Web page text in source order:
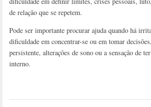
de relação que se repetem.
Pode ser importante procurar ajuda quando há
dificuldade em concentrar-se ou em tomar
persistente, alterações de sono ou a sensação de
interno.